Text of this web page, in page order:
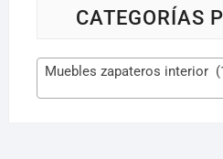
CATEGORÍAS
Muebles zapateros interior